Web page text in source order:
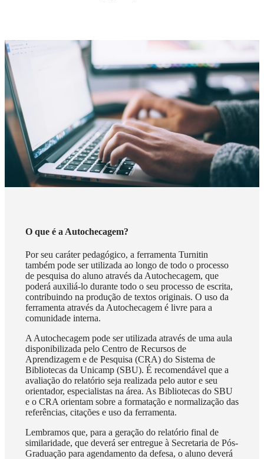
O que é a Autochecagem?
Por seu caráter pedagógico, a ferramenta Turnitin
também pode ser utilizada ao longo de todo o processo
de pesquisa do aluno através da Autochecagem, que
poderá auxiliá-lo durante todo o seu processo de escrita,
contribuindo na produção de textos originais. O uso da
ferramenta através da Autochecagem é livre para a
comunidade interna.
A Autochecagem pode ser utilizada através de uma aula
disponibilizada pelo Centro de Recursos de
Aprendizagem e de Pesquisa (CRA) do Sistema de
Bibliotecas da Unicamp (SBU). É recomendável que a
avaliação do relatório seja realizada pelo autor e seu
orientador, especialistas na área. As Bibliotecas do SBU
e o CRA orientam sobre a formatação e normalização das
referências, citações e uso da ferramenta.
Lembramos que, para a geração do relatório final de
similaridade, que deverá ser entregue à Secretaria de Pós-
Graduação para agendamento da defesa, o aluno deverá